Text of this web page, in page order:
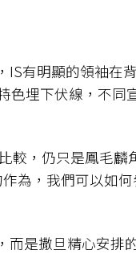
有明顯的領袖在
埋下伏線，不
較，仍只是鳳毛
為，我們可以如
是撒旦精心安